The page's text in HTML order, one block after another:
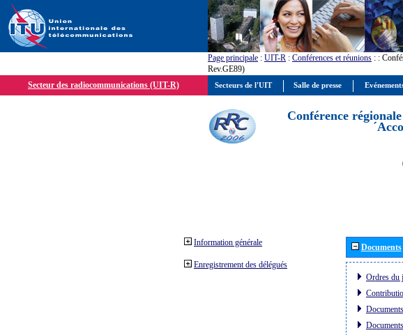
Page principale : UIT-R : Conférences et réunions : :
Rev.GE89)
Secteur des radiocommunications (UIT-R)
Conférence
Information générale
Enregistrement des délégués
Documents
Ordres du
Secteurs de l'UIT Salle de presse